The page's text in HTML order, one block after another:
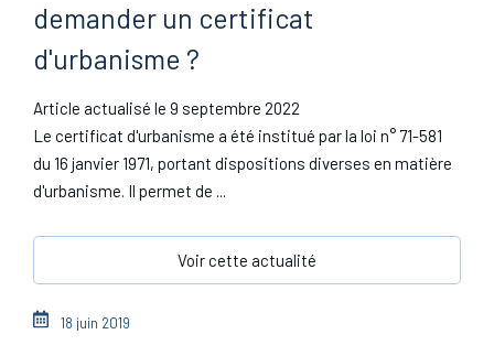
demander un certificat
d'urbanisme ?
Article actualisé le 9 septembre 2022
Le certificat d'urbanisme a été institué par la loi n° 71-581
du 16 janvier 1971, portant dispositions diverses en matière
d'urbanisme. Il permet de ...
Voir cette actualité
18 juin 2019